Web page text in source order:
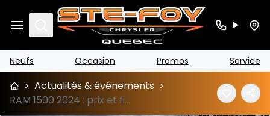
Search
Neufs Occasion Promos Service
> Actualités & événements >
RAM 1500 2024 : prix et fiche technique